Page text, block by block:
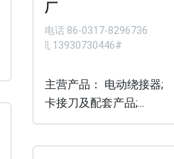
厂
电话 86-0317-8296736
手机 13930730446#
主营产品： 电动绕接器;
卡接刀及配套产品;...